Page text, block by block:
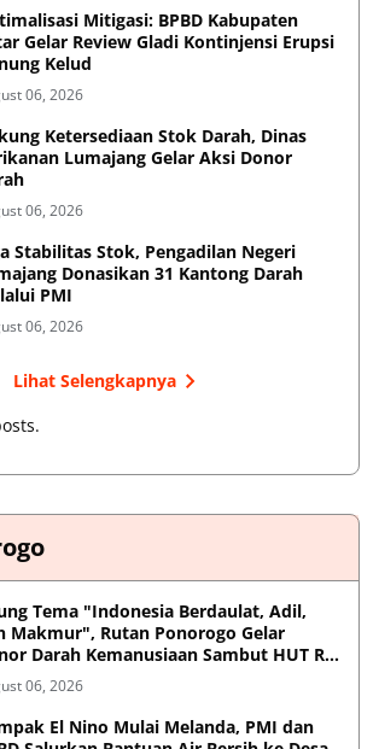
Mitigasi: BPBD Kabupaten
Gelar Review Gladi Kontinjensi Erupsi
Kelud
06, 2026
Ketersediaan Stok Darah, Dinas
Lumajang Gelar Aksi Donor
06, 2026
Stabilitas Stok, Pengadilan Negeri
Donasikan 31 Kantong Darah
PMI
06, 2026
Lihat Selengkapnya
Tema "Indonesia Berdaulat, Adil,
Makmur", Rutan Ponorogo Gelar
Darah Kemanusiaan Sambut HUT RI
06, 2026
El Nino Mulai Melanda, PMI dan